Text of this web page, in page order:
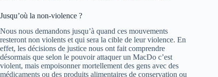
Jusqu’où la non-violence ?
Nous nous demandons jusqu’à quand ces mouvements
resteront non violents et qui sera la cible de leur violence. En
effet, les décisions de justice nous ont fait comprendre
désormais que selon le pouvoir attaquer un MacDo c’est
violent, mais empoisonner mortellement des gens avec des
médicaments ou des produits alimentaires de conservation ou